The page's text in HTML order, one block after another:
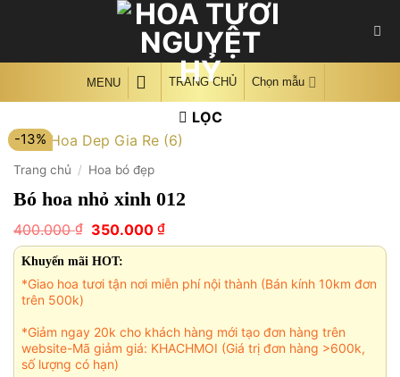
MENU TRANG CHỦ Chọn mẫu
LỌC
-13%
Trang chủ / Hoa bó đẹp
Bó hoa nhỏ xinh 012
400.000₫ Giá
gốc
là:
400.000 ₫.
350.000 ₫Giá
hiện
350.000 ₫.
Khuyến mãi HOT:
*Giao hoa tươi tận nơi miễn phí nội thành (Bán kính 10km đơn
trên 500k)
*Giảm ngay 20k cho khách hàng mới tạo đơn hàng trên
website-Mã giảm giá: KHACHMOI (Giá trị đơn hàng >600k,
số lượng có hạn)